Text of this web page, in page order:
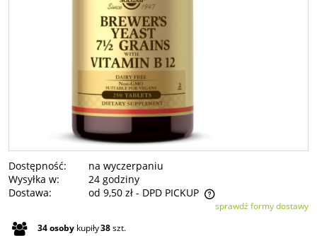
Dostępność:
na wyczerpaniu
Wysyłka w:
24 godziny
Dostawa:
od 9,50 zł - DPD PICKUP
Cena nie zawiera ewentualnych kosztów płatnościsprawdź formy dostawy
34osoby kupiły38szt.